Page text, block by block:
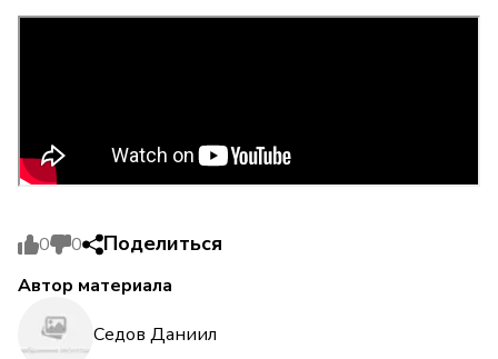
0 0 Поделиться
Автор материала
Седов Даниил